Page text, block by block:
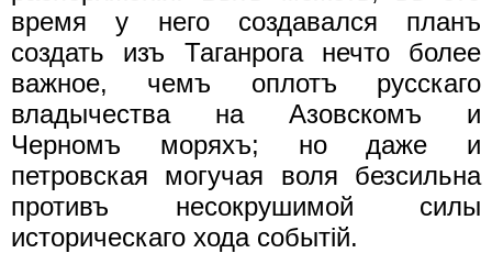
время у него создавался планъ
создать изъ Таганрога нечто более
важное, чемъ оплотъ русскаго
владычества на Азовскомъ и
Черномъ моряхъ; но даже и
петровская могучая воля безсильна
противъ несокрушимой силы
историческаго хода событiй.